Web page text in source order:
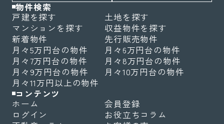
物件検索
戸建を探す
土地を探す
マンションを探す
収益物件を探す
新着物件
先行販売物件
月々5万円台の物件
月々6万円台の物件
月々7万円台の物件
月々8万円台の物件
月々9万円台の物件
月々10万円台の物件
月々11万円以上の物件
コンテンツ
ホーム
会員登録
ログイン
お役立ちコラム